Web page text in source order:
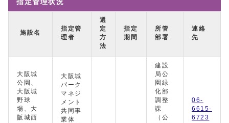
施設名
指定管
理者
選
定
方
法
指定
期間
所管
部署
連絡
先
大阪城
公園、
大阪城
野球
場、大
阪城西
大阪城
パーク
マネジ
メント
共同事
業体
建設
局公
園緑
化部
調整
課
（公
06-
6615-
6723